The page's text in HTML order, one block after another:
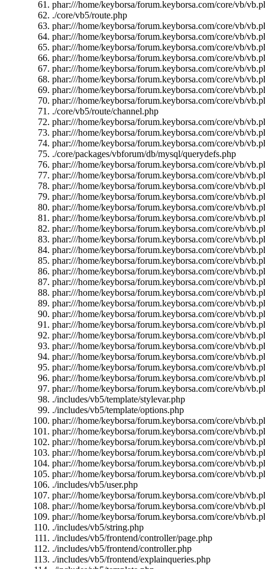
phar:///home/keyborsa/forum.keyborsa.com/core/vb/
./core/vb5/route.php
phar:///home/keyborsa/forum.keyborsa.com/core/vb/
phar:///home/keyborsa/forum.keyborsa.com/core/vb/
phar:///home/keyborsa/forum.keyborsa.com/core/vb/
phar:///home/keyborsa/forum.keyborsa.com/core/vb/
phar:///home/keyborsa/forum.keyborsa.com/core/vb/
phar:///home/keyborsa/forum.keyborsa.com/core/vb/
phar:///home/keyborsa/forum.keyborsa.com/core/vb/
phar:///home/keyborsa/forum.keyborsa.com/core/vb/
./core/vb5/route/channel.php
phar:///home/keyborsa/forum.keyborsa.com/core/vb/
phar:///home/keyborsa/forum.keyborsa.com/core/vb/
phar:///home/keyborsa/forum.keyborsa.com/core/vb/
./core/packages/vbforum/db/mysql/querydefs.php
phar:///home/keyborsa/forum.keyborsa.com/core/vb/
phar:///home/keyborsa/forum.keyborsa.com/core/vb/
phar:///home/keyborsa/forum.keyborsa.com/core/vb/
phar:///home/keyborsa/forum.keyborsa.com/core/vb/
phar:///home/keyborsa/forum.keyborsa.com/core/vb/
phar:///home/keyborsa/forum.keyborsa.com/core/vb/
phar:///home/keyborsa/forum.keyborsa.com/core/vb/
phar:///home/keyborsa/forum.keyborsa.com/core/vb/
phar:///home/keyborsa/forum.keyborsa.com/core/vb/
phar:///home/keyborsa/forum.keyborsa.com/core/vb/
phar:///home/keyborsa/forum.keyborsa.com/core/vb/
phar:///home/keyborsa/forum.keyborsa.com/core/vb/
phar:///home/keyborsa/forum.keyborsa.com/core/vb/
phar:///home/keyborsa/forum.keyborsa.com/core/vb/
phar:///home/keyborsa/forum.keyborsa.com/core/vb/
phar:///home/keyborsa/forum.keyborsa.com/core/vb/
phar:///home/keyborsa/forum.keyborsa.com/core/vb/
phar:///home/keyborsa/forum.keyborsa.com/core/vb/
phar:///home/keyborsa/forum.keyborsa.com/core/vb/
phar:///home/keyborsa/forum.keyborsa.com/core/vb/
phar:///home/keyborsa/forum.keyborsa.com/core/vb/
phar:///home/keyborsa/forum.keyborsa.com/core/vb/
./includes/vb5/template/stylevar.php
./includes/vb5/template/options.php
phar:///home/keyborsa/forum.keyborsa.com/core/vb/
phar:///home/keyborsa/forum.keyborsa.com/core/vb/
phar:///home/keyborsa/forum.keyborsa.com/core/vb/
phar:///home/keyborsa/forum.keyborsa.com/core/vb/
phar:///home/keyborsa/forum.keyborsa.com/core/vb/
phar:///home/keyborsa/forum.keyborsa.com/core/vb/
./includes/vb5/user.php
phar:///home/keyborsa/forum.keyborsa.com/core/vb/
phar:///home/keyborsa/forum.keyborsa.com/core/vb/
phar:///home/keyborsa/forum.keyborsa.com/core/vb/
./includes/vb5/string.php
./includes/vb5/frontend/controller/page.php
./includes/vb5/frontend/controller.php
./includes/vb5/frontend/explainqueries.php